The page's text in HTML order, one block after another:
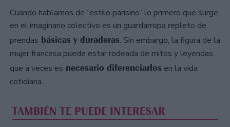
Cuando hablamos de “estilo parisino” lo primero que surge
en el imaginario colectivo es un guardarropa repleto de
prendas básicas y duraderas. Sin embargo, la figura de la
mujer francesa puede estar rodeada de mitos y leyendas,
que a veces es necesario diferenciarlos en la vida
cotidiana.
TAMBIÉN TE PUEDE INTERESAR